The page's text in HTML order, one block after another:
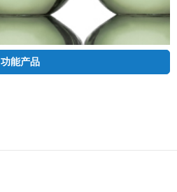
功能产品